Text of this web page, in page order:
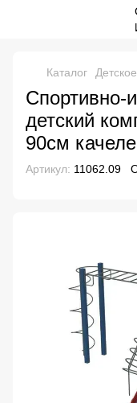
Каталог
Спортивно-
детский
90см
Артикул: 11062.09